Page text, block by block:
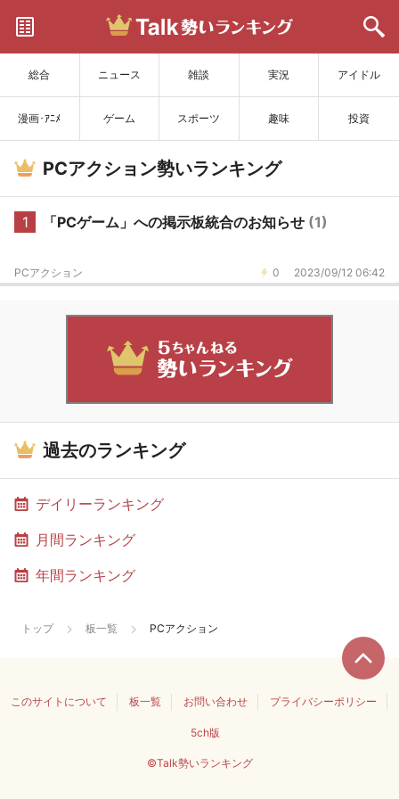
総合 ニュース 雑談 実況 アイドル
漫画･ｱﾆﾒ ゲーム スポーツ 趣味 投資
サイトを更新
PCアクション勢いランキング
1 「PCゲーム」への掲示板統合のお知らせ (1)
0 2023/09/12 06:42
PCアクション
過去のランキング
デイリーランキング
月間ランキング
年間ランキング
トップ 板一覧 PCアクション
このサイトについて 板一覧 お問い合わせ プライバシーポリシー
5ch版
©Talk勢いランキング